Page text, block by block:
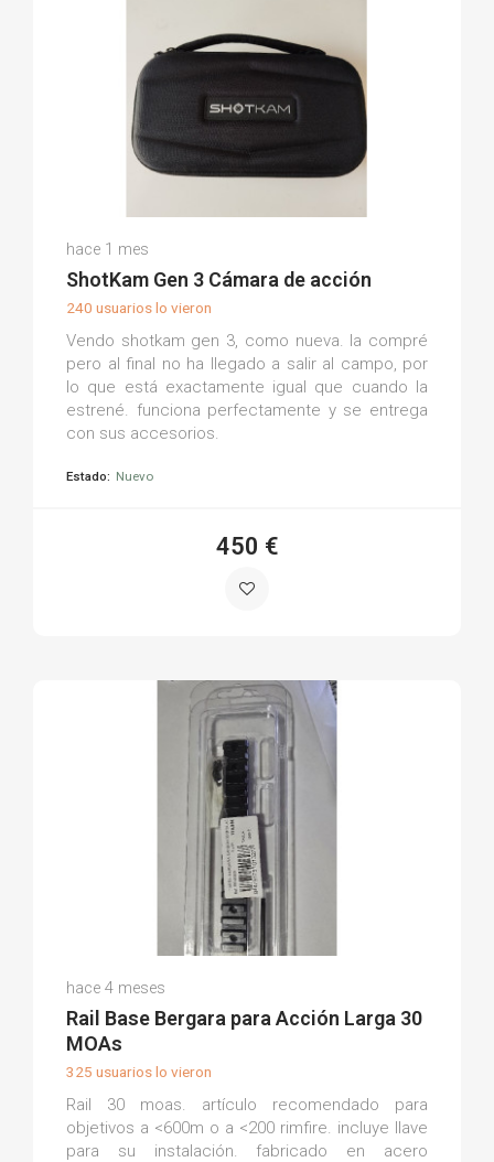
(0)
hace 1 mes
ShotKam Gen 3 Cámara de acción
240 usuarios lo vieron
Vendo shotkam gen 3, como nueva. la compré
pero al final no ha llegado a salir al campo, por
lo que está exactamente igual que cuando la
estrené. funciona perfectamente y se entrega
con sus accesorios.
Estado: Nuevo
450 €
hace 4 meses
Rail Base Bergara para Acción Larga 30
MOAs
325 usuarios lo vieron
Rail 30 moas. artículo recomendado para
objetivos a <600m o a <200 rimfire. incluye llave
para su instalación. fabricado en acero